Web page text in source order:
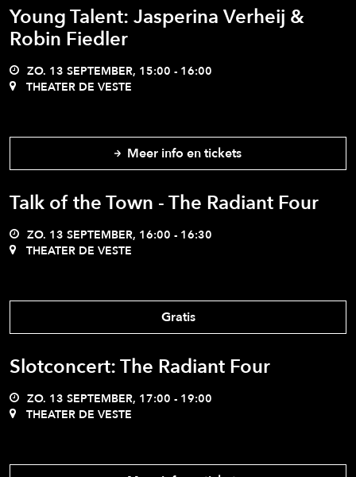
Young Talent: Jasperina Verheij &
Robin Fiedler
ZO. 13 SEPTEMBER, 15:00 - 16:00
THEATER DE VESTE
Meer info en tickets
Talk of the Town - The Radiant Four
ZO. 13 SEPTEMBER, 16:00 - 16:30
THEATER DE VESTE
Gratis
Slotconcert: The Radiant Four
ZO. 13 SEPTEMBER, 17:00 - 19:00
THEATER DE VESTE